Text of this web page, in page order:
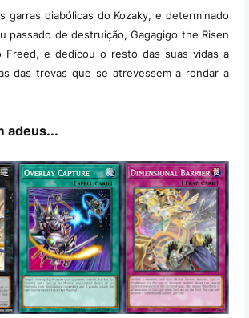
garras diabólicas do Kozaky, e determinado
passado de destruição, Gagagigo the Risen
Freed, e dedicou o resto das suas vidas a
das trevas que se atrevessem a rondar a
adeus...